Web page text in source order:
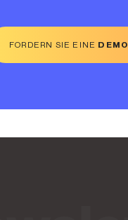
FORDERN SIE EINE DEMO